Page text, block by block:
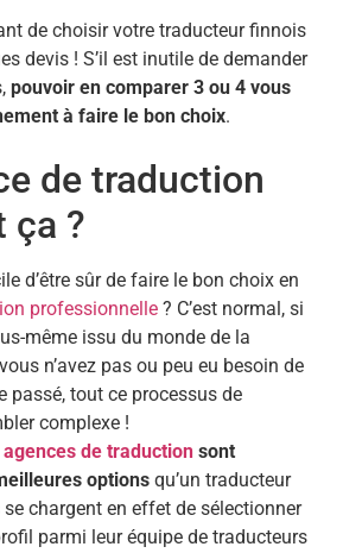
de choisir votre traducteur finnois
devis ! S’il est inutile de demander
pouvoir en comparer 3 ou 4 vous
à faire le bon choix.
de traduction
ça ?
d’être sûr de faire le bon choix en
professionnelle ? C’est normal, si
même issu du monde de la
n’avez pas ou peu eu besoin de
passé, tout ce processus de
complexe !
agences de traduction sont
options qu’un traducteur
chargent en effet de sélectionner
parmi leur équipe de traducteurs